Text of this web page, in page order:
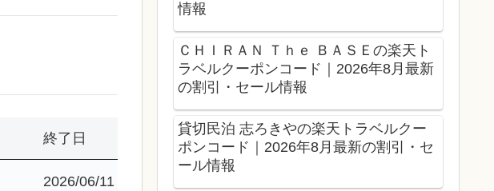
終了日
2026/06/11
情報
ＣＨＩＲＡＮ Ｔｈｅ ＢＡＳＥの楽天ト
ラベルクーポンコード｜2026年8月最新
の割引・セール情報
貸切民泊 志ろきやの楽天トラベルクー
ポンコード｜2026年8月最新の割引・セ
ール情報